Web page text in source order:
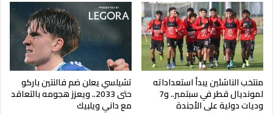
منتخب الناشئين يبدأ استعداداته
لمونديال قطر في سبتمبر.. و7
وديات دولية على الأجندة
تشيلسي يعلن ضم فالنتين باركو
حتى 2033.. ويعزز هجومه بالتعاقد
مع داني ويلبيك